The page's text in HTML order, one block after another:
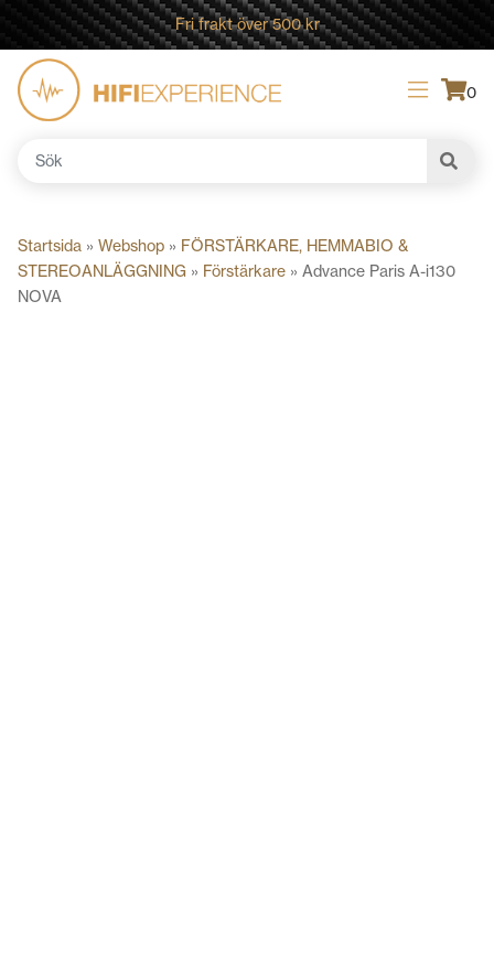
Fri frakt över 500 kr
0
Sök
Startsida » Webshop » FÖRSTÄRKARE, HEMMABIO &
STEREOANLÄGGNING » Förstärkare » Advance Paris A-i130
NOVA